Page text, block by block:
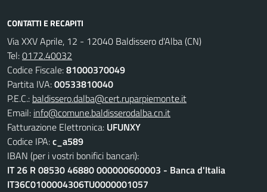
CONTATTI E RECAPITI
Via XXV Aprile, 12 - 12040 Baldissero d'Alba (CN)
Tel:0172.40032
Codice Fiscale:81000370049
Partita IVA:00533810040
P.E.C.: baldissero.dalba@cert.ruparpiemonte.it
Email: info@comune.baldisserodalba.cn.it
Fatturazione Elettronica: UFUNXY
Codice IPA:c_a589
IBAN (per i vostri bonifici bancari):
IT 26 R 08530 46880 000000600003 - Banca d'Italia
IT36C0100004306TU0000001057